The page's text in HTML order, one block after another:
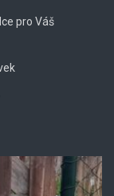
pro Váš